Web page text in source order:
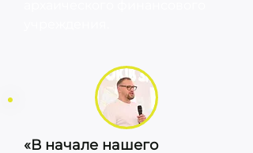
«В начале нашего